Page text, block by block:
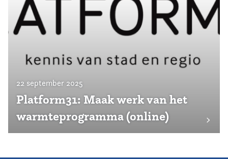
22 september 2025
Platform31: Maak werk van het
warmteprogramma (online)